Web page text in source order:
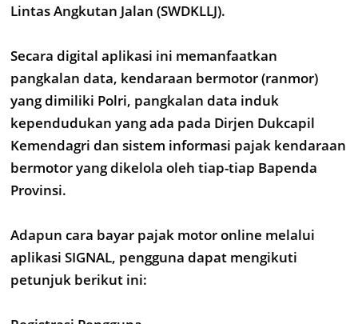
Lintas Angkutan Jalan (SWDKLLJ).
Secara digital aplikasi ini memanfaatkan
pangkalan data, kendaraan bermotor (ranmor)
yang dimiliki Polri, pangkalan data induk
kependudukan yang ada pada Dirjen Dukcapil
Kemendagri dan sistem informasi pajak kendaraan
bermotor yang dikelola oleh tiap-tiap Bapenda
Provinsi.
Adapun cara bayar pajak motor online melalui
aplikasi SIGNAL, pengguna dapat mengikuti
petunjuk berikut ini: